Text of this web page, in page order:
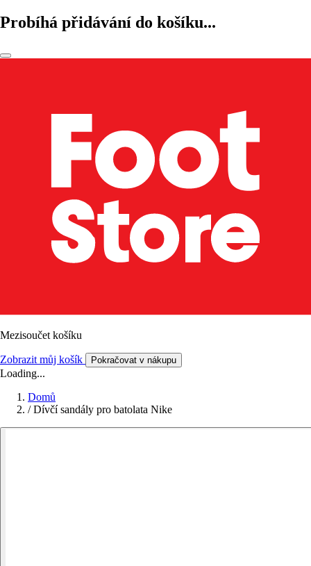
Probíhá přidávání do košíku...
Mezisoučet košíku
Zobrazit můj košík Pokračovat v nákupu
Loading...
Domů
/ Dívčí sandály pro batolata Nike